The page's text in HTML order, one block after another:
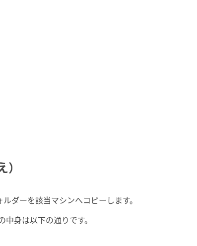
ダーを該当マシンへコピーします。
身は以下の通りです。